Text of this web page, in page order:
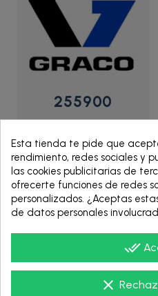
255900
VALVE,DISPENSE,1:1,ELITE -
255900 - Graco Oficial
VER PRODUCTO
Esta tienda te pide que
rendimiento, redes sociales y
las cookies publicitarias de
ofrecerte funciones de redes
personalizados. ¿Aceptas
de datos personales
done_all
clear